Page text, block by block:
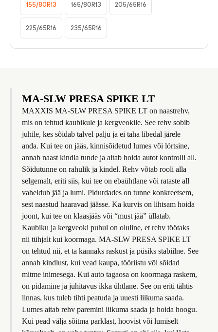
155/80R13 165/80R13 205/65R16
225/65R16 235/65R16
MA-SLW PRESA SPIKE LT
MAXXIS MA-SLW PRESA SPIKE LT on naastrehv,
mis on tehtud kaubikule ja kergveokile. See rehv sobib
juhile, kes sõidab talvel palju ja ei taha libedal järele
anda. Kui tee on jääs, kinnisõidetud lumes või lörtsine,
annab naast kindla tunde ja aitab hoida autot kontrolli all.
Sõidutunne on rahulik ja kindel. Rehv võtab rooli alla
selgemalt, eriti siis, kui tee on ebaühtlane või rataste all
vaheldub jää ja lumi. Pidurdades on tunne konkreetsem,
sest naastud haaravad jäässe. Ka kurvis on lihtsam hoida
joont, kui tee on klaasjääs või “must jää” üllatab.
Kaubiku ja kergveoki puhul on oluline, et rehv töötaks
nii tühjalt kui koormaga. MA-SLW PRESA SPIKE LT
on tehtud nii, et ta kannaks raskust ja püsiks stabiilne. See
annab kindlust, kui vead kaupa, tööriistu või sõidad
mitme inimesega. Kui auto tagaosa on koormaga raskem,
on pidamine ja juhitavus ikka ühtlane. See on eriti tähtis
linnas, kus tuleb tihti peatuda ja uuesti liikuma saada.
Lumes aitab rehv paremini liikuma saada ja hoida hoogu.
Kui pead välja sõitma parklast, hoovist või lumiselt